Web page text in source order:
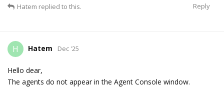
Reply
Hatem replied to this.
H Hatem Dec '25
Hello dear,
The agents do not appear in the Agent Console window.